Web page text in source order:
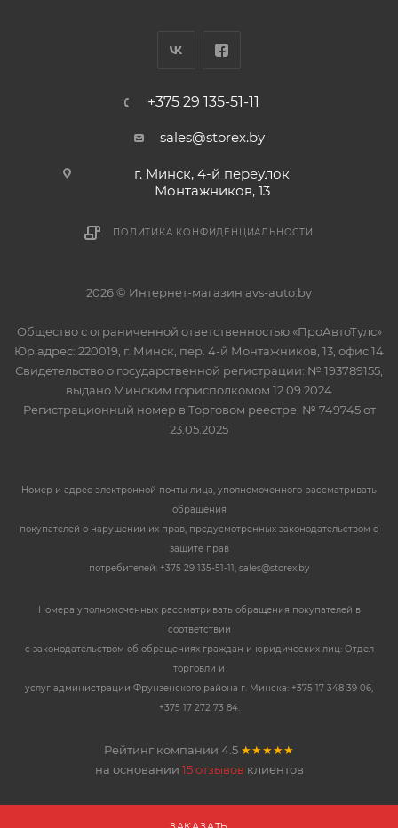
+375 29 135-51-11
sales@storex.by
г. Минск, 4-й переулок
Монтажников, 13
ПОЛИТИКА КОНФИДЕНЦИАЛЬНОСТИ
2026 © Интернет-магазин avs-auto.by
Общество с ограниченной ответственностью «ПроАвтоТулс»
Юр.адрес: 220019, г. Минск, пер. 4-й Монтажников, 13, офис 14
Свидетельство о государственной регистрации: № 193789155,
выдано Минским горисполкомом 12.09.2024
Регистрационный номер в Торговом реестре: № 749745 от
23.05.2025
Номер и адрес электронной почты лица, уполномоченного рассматривать
обращения
покупателей о нарушении их прав, предусмотренных законодательством о
защите прав
потребителей: +375 29 135-51-11, sales@storex.by
Номера уполномоченных рассматривать обращения покупателей в
соответствии
с законодательством об обращениях граждан и юридических лиц: Отдел
торговли и
услуг администрации Фрунзенского района г. Минска: +375 17 348 39 06,
+375 17 272 73 84.
Рейтинг компании 4.5 ★★★★★
на основании 15 отзывов клиентов